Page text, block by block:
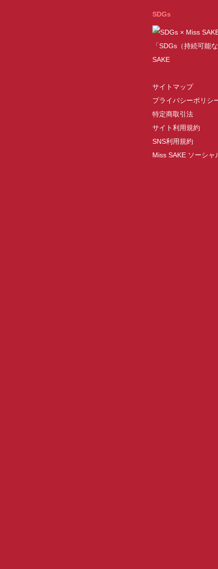
SDGs
「SDGs（持続可能
SAKE
サイトマップ
プライバシーポリシ
特定商取引法
サイト利用規約
SNS利用規約
Miss SAKE ソーシ